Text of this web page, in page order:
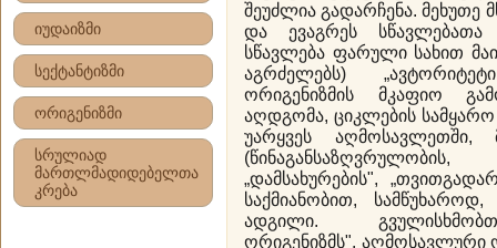
იუდაიზმი
სექტანტიზმი
ორიგენიზმი
სრულიად
მართლმადიდებელთა
კრება
შეუძლია გადარჩენა.
და ევაგრეს სწავლებათა
სწავლება ფარული სახით
აგრძელებს)
ორიგენიზმის მკაფიო
აღდგომა, ციკლების
უარყვეს აღმოსავლეთში,
„დამსახურების",
საქმიანობით,
ადგილი.
ორიგენიზმს". აღმოსავლური